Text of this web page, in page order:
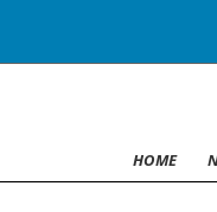
HOME